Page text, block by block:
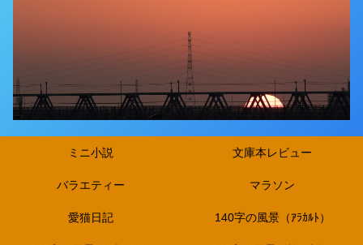
ミニ小説 文庫本レビュー
バラエティー マラソン
愛猫日記 140字の風景（ｱﾗｶﾙﾄ）